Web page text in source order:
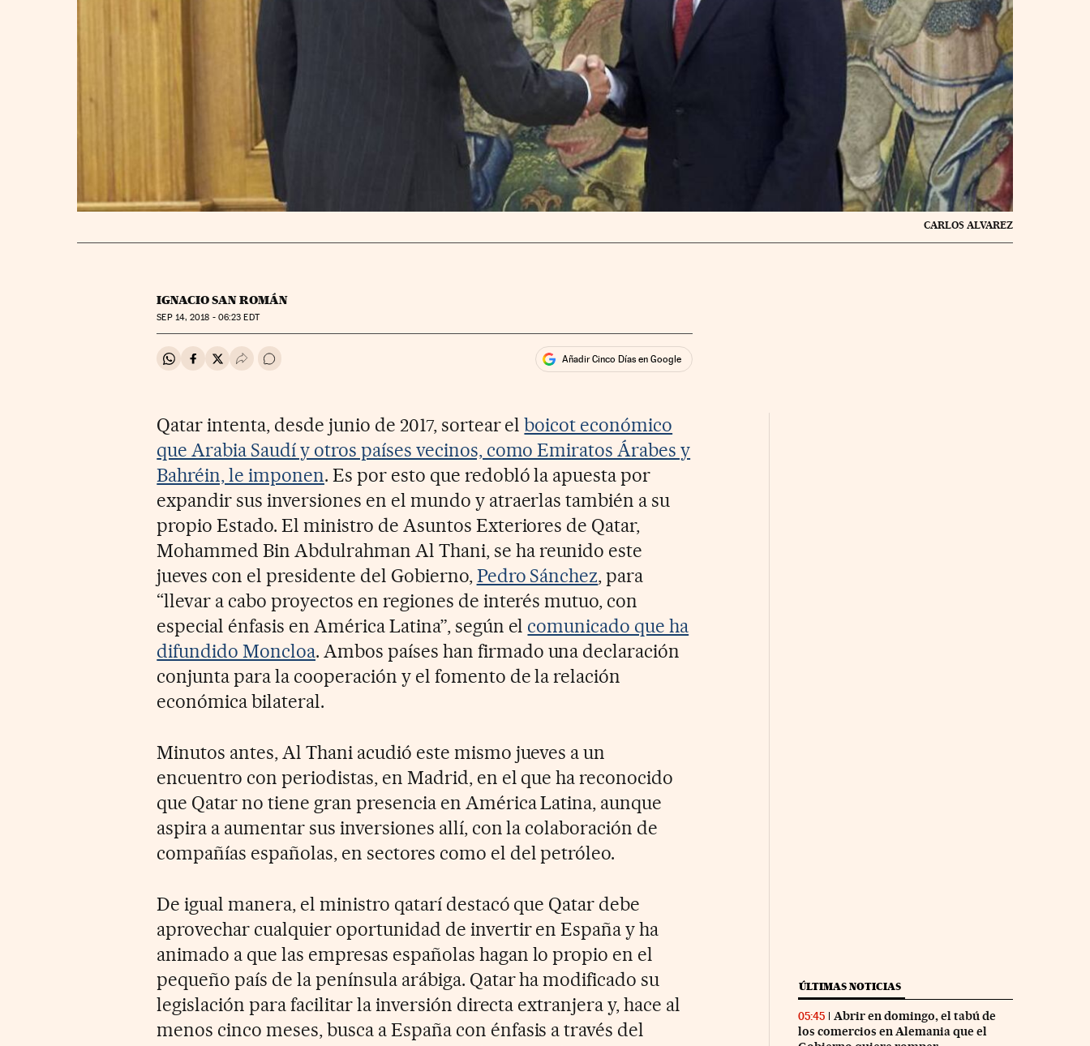
CARLOS ALVAREZ
IGNACIO SAN ROMÁN
SEP14, 2018 - 06:23 EDT
Compartir en Whatsapp
Compartir en Facebook
Compartir en Twitter
Desplegar Redes Sociales
Ir a los comentarios Añadir Cinco Días en Google
Qatar intenta, desde junio de 2017, sortear elboicot económico
que Arabia Saudí y otros países vecinos, como Emiratos Árabes y
Bahréin, le imponen. Es por esto que redobló la apuesta por
expandir sus inversiones en el mundo y atraerlas también a su
propio Estado. El ministro de Asuntos Exteriores de Qatar,
Mohammed Bin Abdulrahman Al Thani, se ha reunido este
jueves con el presidente del Gobierno,Pedro Sánchez, para
“llevar a cabo proyectos en regiones de interés mutuo, con
especial énfasis en América Latina”, según el comunicado que ha
difundido Moncloa. Ambos países han firmado una declaración
conjunta para la cooperación y el fomento de la relación
económica bilateral.
Minutos antes, Al Thani acudió este mismo jueves a un
encuentro con periodistas, en Madrid, en el que ha reconocido
que Qatar no tiene gran presencia en América Latina, aunque
aspira a aumentar sus inversiones allí, con la colaboración de
compañías españolas, en sectores como el del petróleo.
De igual manera, el ministro qatarí destacó que Qatar debe
aprovechar cualquier oportunidad de invertir en España y ha
animado a que las empresas españolas hagan lo propio en el
pequeño país de la península arábiga. Qatar ha modificado su
legislación para facilitar la inversión directa extranjera y, hace al
menos cinco meses, busca a España con énfasis a través del
ÚLTIMAS NOTICIAS
05:45
Abrir en domingo, el tabú de
los comercios en Alemania que el